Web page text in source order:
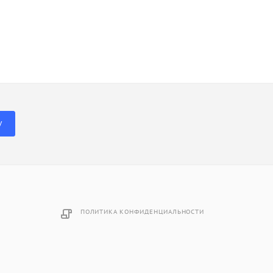
ПОЛИТИКА КОНФИДЕНЦИАЛЬНОСТИ